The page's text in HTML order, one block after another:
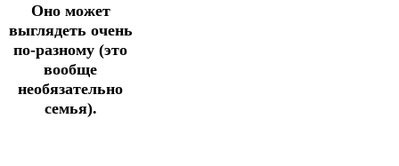
Оно может
выглядеть очень
по-разному (это
вообще
необязательно
семья).